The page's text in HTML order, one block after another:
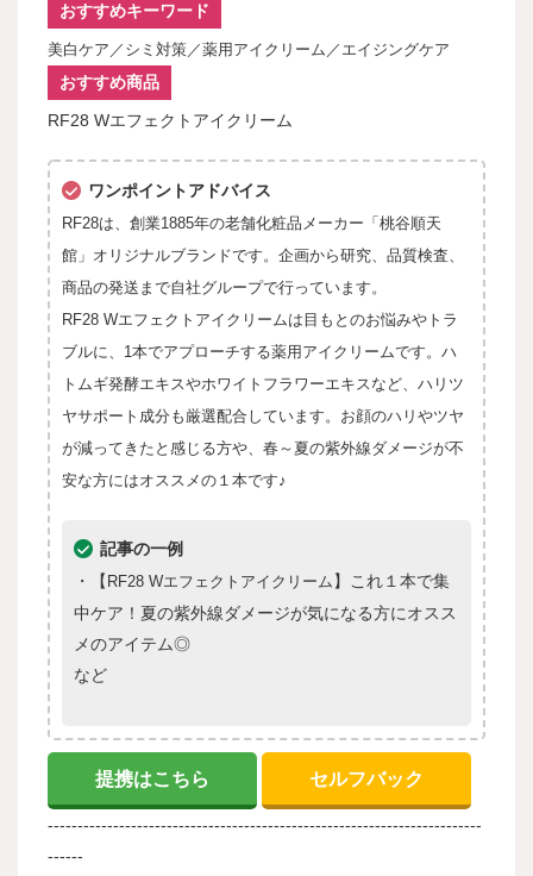
おすすめキーワード
美白ケア／シミ対策／薬用アイクリーム／エイジングケア
おすすめ商品
RF28 Wエフェクトアイクリーム
ワンポイントアドバイス
RF28は、創業1885年の老舗化粧品メーカー「桃谷順天
館」オリジナルブランドです。企画から研究、品質検査、
商品の発送まで自社グループで行っています。
RF28 Wエフェクトアイクリームは目もとのお悩みやトラ
ブルに、1本でアプローチする薬用アイクリームです。ハ
トムギ発酵エキスやホワイトフラワーエキスなど、ハリツ
ヤサポート成分も厳選配合しています。お顔のハリやツヤ
が減ってきたと感じる方や、春～夏の紫外線ダメージが不
安な方にはオススメの１本です♪
記事の一例
・【 RF28 Wエフェクトアイクリーム 】これ１本で集
中ケア！夏の紫外線ダメージが気になる方にオスス
メのアイテム◎
など
提携はこちら セルフバック
-------------------------------------------------------------------------
------